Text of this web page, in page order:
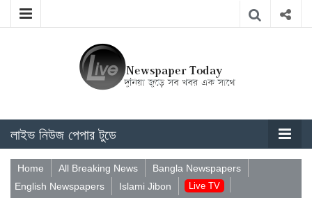
লাইভ নিউজ পেপার টুডে
Home All Breaking News
Bangla Newspapers
English Newspapers
Islami Jibon Live TV